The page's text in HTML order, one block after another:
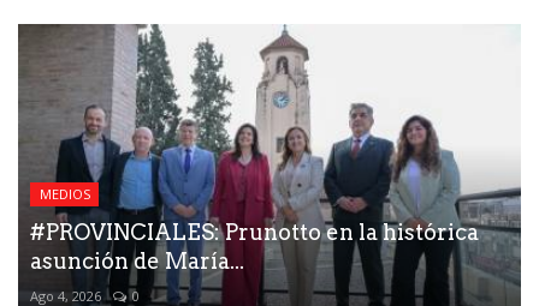
MEDIOS
#PROVINCIALES: Prunotto en la histórica
asunción de María...
Ago 4, 2026 0